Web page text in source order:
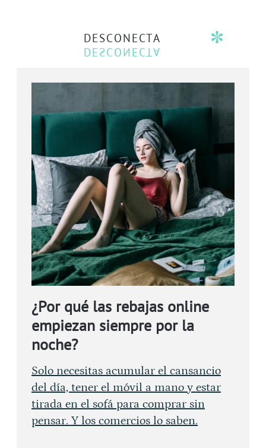
DESCONECTA
¿Por qué las rebajas online
empiezan siempre por la
noche?
Solo necesitas acumular el cansancio
del día, tener el móvil a mano y estar
tirada en el sofá para comprar sin
pensar. Y los comercios lo saben.